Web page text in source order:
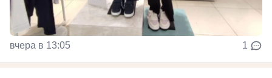
вчера в 13:05 1